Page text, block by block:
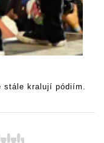
stále kralují pódiím.